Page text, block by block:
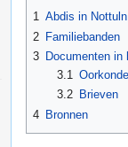
1 Abdis in
2 Familiebanden
3 Documenten
3.1
3.2
Brieven
4 Bronnen